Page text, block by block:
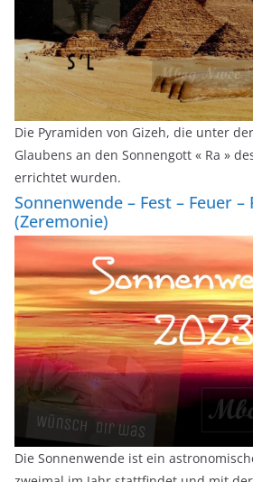
Die Pyramiden von Gizeh, die unter
Glaubens an den Sonnengott « Ra »
errichtet wurden.
Sonnenwende – Fest – Feuer –
(Zeremonie)
Die Sonnenwende ist ein